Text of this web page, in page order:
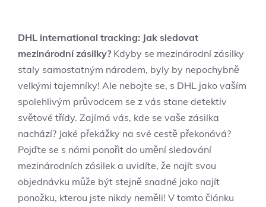
DHL international tracking: Jak sledovat
mezinárodní zásilky? Kdyby se mezinárodní zásilky
staly samostatným národem, byly by nepochybně
velkými tajemníky! Ale nebojte se, s DHL jako vaším
spolehlivým průvodcem se z vás stane detektiv
světové třídy. Zajímá vás, kde se vaše zásilka
nachází? Jaké překážky na své cestě překonává?
Pojďte se s námi ponořit do umění sledování
mezinárodních zásilek a uvidíte, že najít svou
objednávku může být stejně snadné jako najít
ponožku, kterou jste nikdy neměli! V tomto článku